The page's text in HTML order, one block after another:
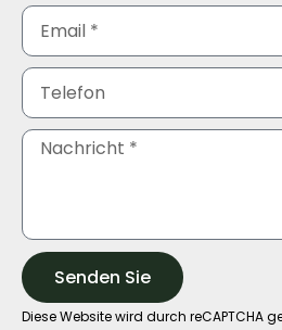
Senden Sie
Diese Website wird durch reCAPTCHA